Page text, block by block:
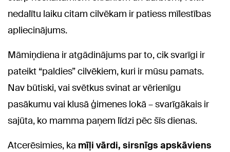
nedalītu laiku citam cilvēkam ir patiess mīlestības
apliecinājums.
Māmiņdiena ir atgādinājums par to, cik svarīgi ir
pateikt “paldies” cilvēkiem, kuri ir mūsu pamats.
Nav būtiski, vai svētkus svinat ar vērienīgu
pasākumu vai klusā ģimenes lokā – svarīgākais ir
sajūta, ko mamma paņem līdzi pēc šīs dienas.
Atcerēsimies, ka mīļi vārdi, sirsnīgs apskāviens